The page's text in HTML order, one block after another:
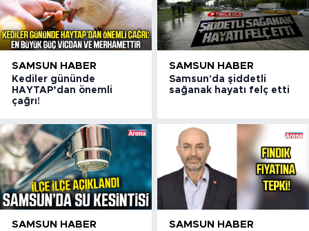
SAMSUN HABER
Kediler gününde
HAYTAP’dan önemli
çağrı!
SAMSUN HABER
Samsun'da şiddetli
sağanak hayatı felç etti
SAMSUN HABER SAMSUN HABER